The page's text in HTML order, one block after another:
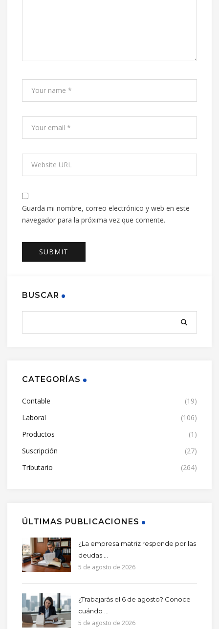
Guarda mi nombre, correo electrónico y web en este
navegador para la próxima vez que comente.
BUSCAR
CATEGORÍAS
Contable
(19)
Laboral
(106)
Productos
(1)
Suscripción
(27)
Tributario
(264)
ÚLTIMAS PUBLICACIONES
¿La empresa matriz responde por las
deudas ...
5 de agosto de 2026
¿Trabajarás el 6 de agosto? Conoce
cuándo ...
5 de agosto de 2026